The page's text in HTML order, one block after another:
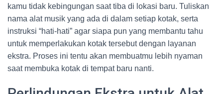
kamu tidak kebingungan saat tiba di lokasi baru. Tuliskan
nama alat musik yang ada di dalam setiap kotak, serta
instruksi “hati-hati” agar siapa pun yang membantu tahu
untuk memperlakukan kotak tersebut dengan layanan
ekstra. Proses ini tentu akan membuatmu lebih nyaman
saat membuka kotak di tempat baru nanti.